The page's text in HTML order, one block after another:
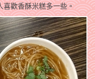
喜歡香酥米糕多一些。